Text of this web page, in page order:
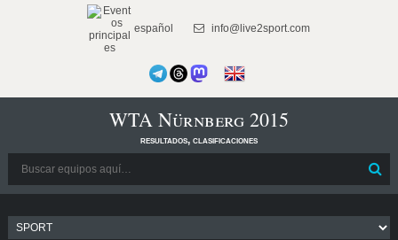
español info@live2sport.com
WTA Nürnberg 2015
resultados, clasificaciones